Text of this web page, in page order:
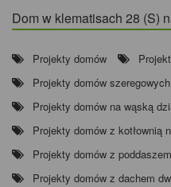
Dom w klematisach 28 (S)
Projekty domów
Projekty domów szeregowych
Projekty domów na wąską
Projekty domów z kotłownią
Projekty domów z
Projekty domów z dachem